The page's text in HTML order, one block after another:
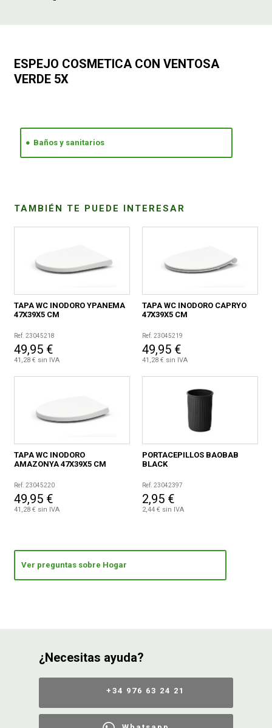
ESPEJO COSMETICA CON VENTOSA
VERDE 5X
Baños y sanitarios
TAMBIÉN TE PUEDE INTERESAR
TAPA WC INODORO YPANEMA
47X39X5 CM
Ref. 23045218
49,95 €
41,28 € sin IVA
TAPA WC INODORO CAPRYO
47X39X5 CM
Ref. 23045219
49,95 €
41,28 € sin IVA
TAPA WC INODORO
AMAZONYA 47X39X5 CM
Ref. 23045220
49,95 €
41,28 € sin IVA
PORTACEPILLOS BAOBAB
BLACK
Ref. 23042397
2,95 €
2,44 € sin IVA
Ver preguntas sobre Hogar
¿Necesitas ayuda?
+34 976 63 24 21
GUÍAS
DEVOLUCIONES
CONDICIONES